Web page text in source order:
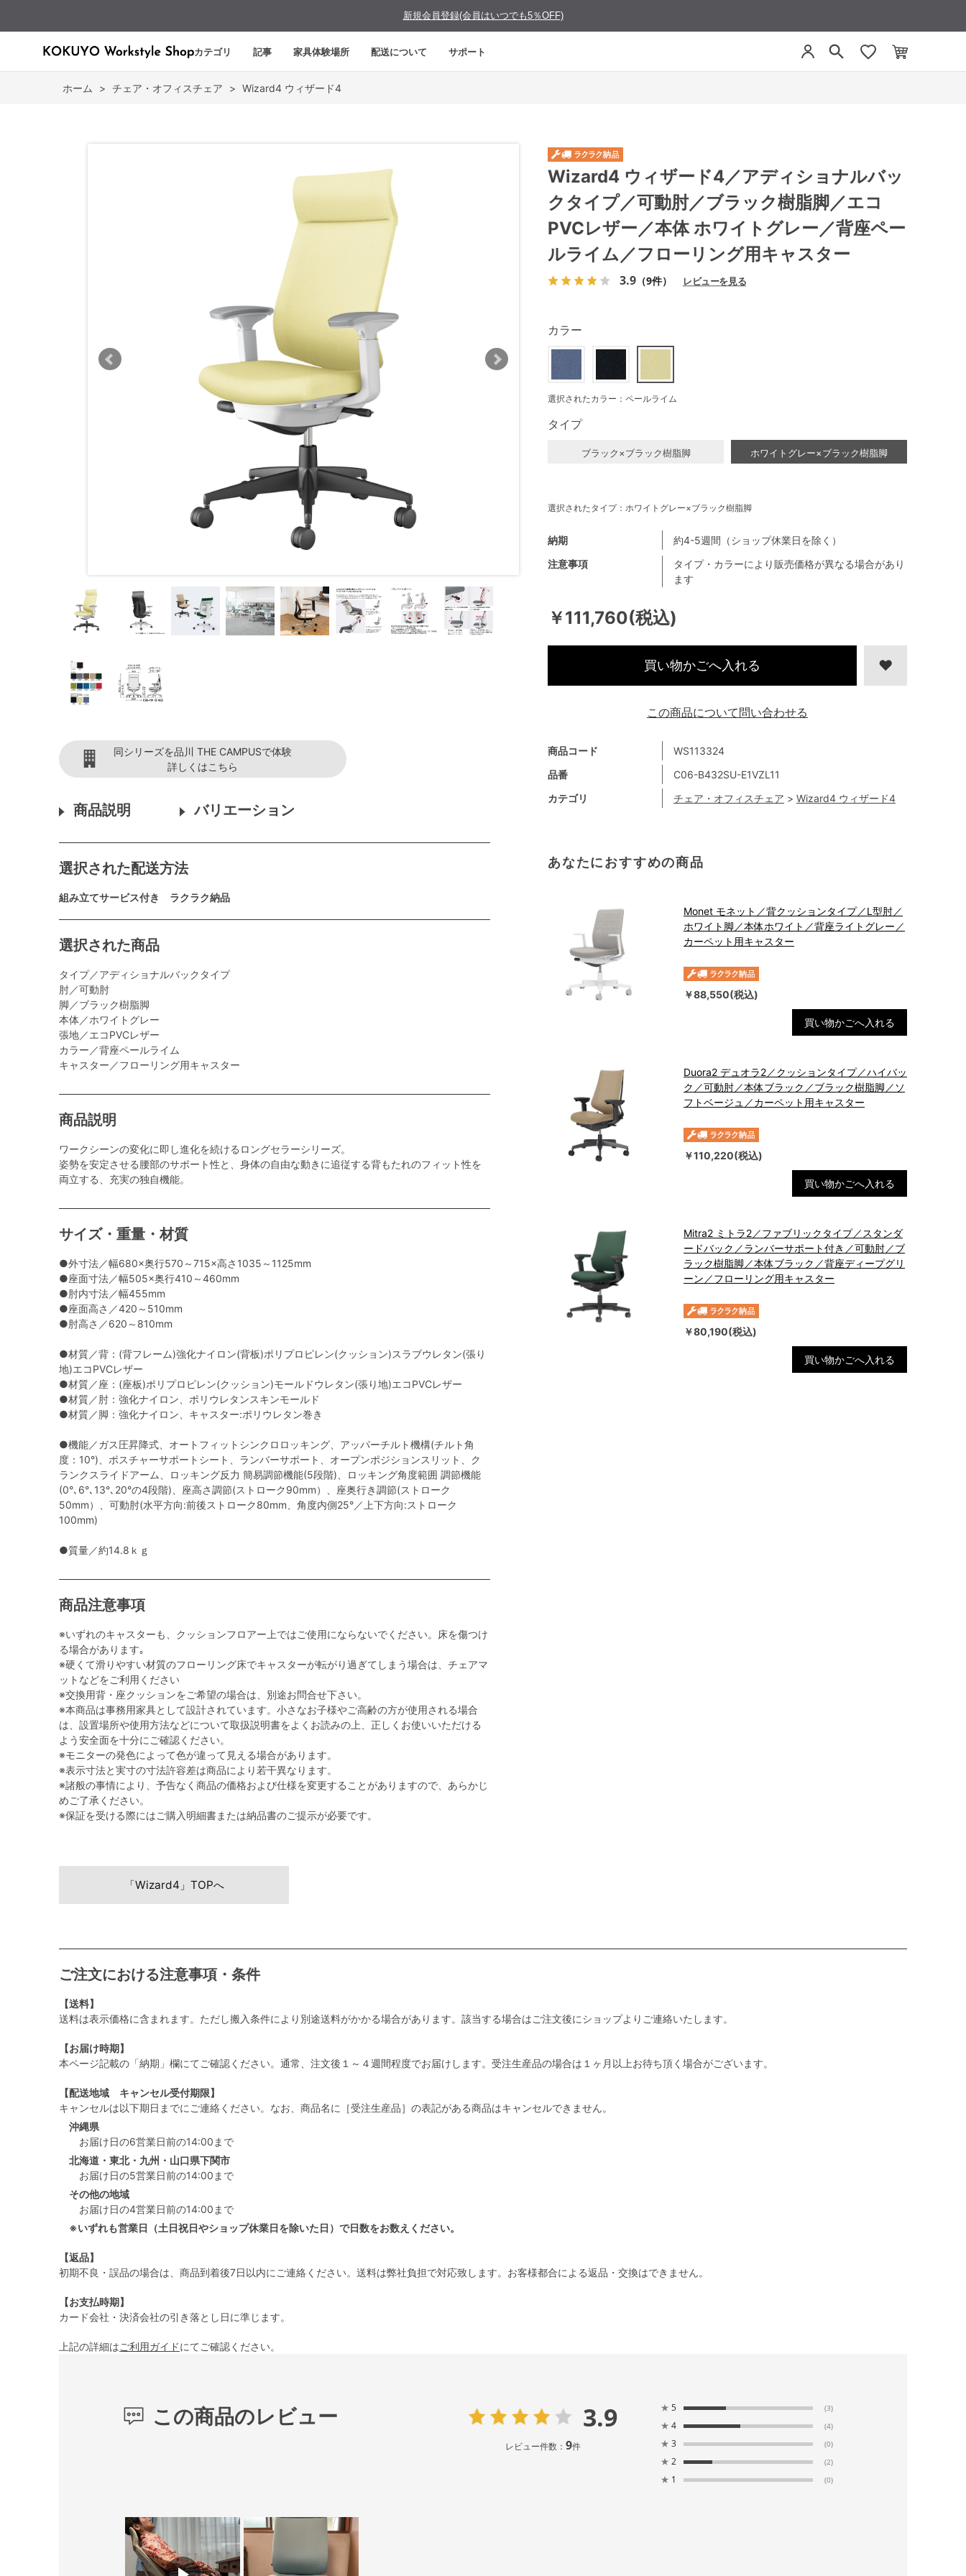
新規会員登録(会員はいつでも5％OFF)
カテゴリ 記事 家具体験場所 配送について サポート
ホーム > チェア・オフィスチェア > Wizard4 ウィザード4
同シリーズを品川 THE CAMPUSで体験
詳しくはこちら
商品説明 バリエーション
選択された配送方法
組み立てサービス付き ラクラク納品
選択された商品
タイプ／アディショナルバックタイプ
肘／可動肘
脚／ブラック樹脂脚
本体／ホワイトグレー
張地／エコPVCレザー
カラー／背座ペールライム
キャスター／フローリング用キャスター
商品説明
ワークシーンの変化に即し進化を続けるロングセラーシリーズ。
姿勢を安定させる腰部のサポート性と、身体の自由な動きに追従する背もたれのフィット性を
両立する、充実の独自機能。
サイズ・重量・材質
●外寸法／幅680×奥行570～715×高さ1035～1125mm
●座面寸法／幅505×奥行410～460mm
●肘内寸法／幅455mm
●座面高さ／420～510mm
●肘高さ／620～810mm
●材質／背：(背フレーム)強化ナイロン(背板)ポリプロピレン(クッション)スラブウレタン(張り
地)エコPVCレザー
●材質／座：(座板)ポリプロピレン(クッション)モールドウレタン(張り地)エコPVCレザー
●材質／肘：強化ナイロン、ポリウレタンスキンモールド
●材質／脚：強化ナイロン、キャスター:ポリウレタン巻き
●機能／ガス圧昇降式、オートフィットシンクロロッキング、アッパーチルト機構(チルト角
度：10°)、ポスチャーサポートシート、ランバーサポート、オープンポジションスリット、ク
ランクスライドアーム、ロッキング反力 簡易調節機能(5段階)、ロッキング角度範囲 調節機能
(0°､6°､13°､20°の4段階)、座高さ調節(ストローク90mm）、座奥行き調節(ストローク
50mm）、可動肘(水平方向:前後ストローク80mm、角度内側25°／上下方向:ストローク
100mm)
●質量／約14.8ｋｇ
商品注意事項
※いずれのキャスターも、クッションフロアー上ではご使用にならないでください。床を傷つけ
る場合があります｡
※硬くて滑りやすい材質のフローリング床でキャスターが転がり過ぎてしまう場合は、チェアマ
ットなどをご利用ください
※交換用背・座クッションをご希望の場合は、別途お問合せ下さい。
※本商品は事務用家具として設計されています。小さなお子様やご高齢の方が使用される場合
は、設置場所や使用方法などについて取扱説明書をよくお読みの上、正しくお使いいただける
よう安全面を十分にご確認ください。
※モニターの発色によって色が違って見える場合があります。
※表示寸法と実寸の寸法許容差は商品により若干異なります。
※諸般の事情により、予告なく商品の価格および仕様を変更することがありますので、あらかじ
めご了承ください。
※保証を受ける際にはご購入明細書または納品書のご提示が必要です。
Wizard4 ウィザード4／アディショナルバッ
クタイプ／可動肘／ブラック樹脂脚／エコ
PVCレザー／本体 ホワイトグレー／背座ペー
ルライム／フローリング用キャスター
3.9 （9件） レビューを見る
￥111,760(税込)
商品コード
WS113324
品番
C06-B432SU-E1VZL11
カテゴリ
チェア・オフィスチェア > Wizard4 ウィザード4
注意事項
タイプ・カラーにより販売価格が異なる場合があり
ます
納期 約4-5週間（ショップ休業日を除く）
カラー
選択されたカラー：ペールライム
タイプ
ブラック×ブラック樹脂脚 ホワイトグレー×ブラック樹脂脚
選択されたタイプ：ホワイトグレー×ブラック樹脂脚
買い物かごへ入れる
あなたにおすすめの商品
Monet モネット／背クッションタイプ／L型肘／
ホワイト脚／本体ホワイト／背座ライトグレー／
カーペット用キャスター
￥88,550(税込)
買い物かごへ入れる
Duora2 デュオラ2／クッションタイプ／ハイバッ
ク／可動肘／本体ブラック／ブラック樹脂脚／ソ
フトベージュ／カーペット用キャスター
￥110,220(税込)
買い物かごへ入れる
Mitra2 ミトラ2／ファブリックタイプ／スタンダ
ードバック／ランバーサポート付き／可動肘／ブ
ラック樹脂脚／本体ブラック／背座ディープグリ
ーン／フローリング用キャスター
￥80,190(税込)
買い物かごへ入れる
この商品について問い合わせる
「Wizard4」TOPへ
ご注文における注意事項・条件
【送料】
送料は表示価格に含まれます。ただし搬入条件により別途送料がかかる場合があります。該当する場合はご注文後にショップよりご連絡いたします。
【お届け時期】
本ページ記載の「納期」欄にてご確認ください。通常、注文後１～４週間程度でお届けします。受注生産品の場合は１ヶ月以上お待ち頂く場合がございます。
【配送地域 キャンセル受付期限】
キャンセルは以下期日までにご連絡ください。なお、商品名に［受注生産品］の表記がある商品はキャンセルできません。
沖縄県
お届け日の6営業日前の14:00まで
北海道・東北・九州・山口県下関市
お届け日の5営業日前の14:00まで
その他の地域
お届け日の4営業日前の14:00まで
※いずれも営業日（土日祝日やショップ休業日を除いた日）で日数をお数えください。
【返品】
初期不良・誤品の場合は、商品到着後7日以内にご連絡ください。送料は弊社負担で対応致します。お客様都合による返品・交換はできません。
【お支払時期】
カード会社・決済会社の引き落とし日に準じます。
上記の詳細はご利用ガイドにてご確認ください。
この商品のレビュー 3.9
レビュー件数： 9件
★ 5 (3)
★ 4 (4)
★ 3 (0)
★ 2 (2)
★ 1 (0)